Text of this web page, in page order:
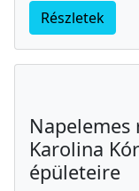
Részletek
Napelemes
Karolina
épületeire